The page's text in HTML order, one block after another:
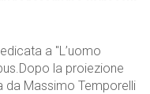
a "L’uomo
la proiezione
da Massimo Temporelli